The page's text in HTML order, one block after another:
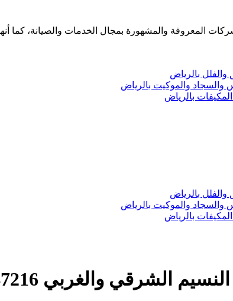
المعروفة والمشهورة بمجال الخدمات والصيانة، كما
بالرياض
والموكيت بالرياض
بالرياض
بالرياض
والموكيت بالرياض
بالرياض
الشرقي والغربي 0550247216